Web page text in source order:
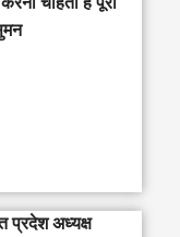
प्रदेश अध्यक्ष